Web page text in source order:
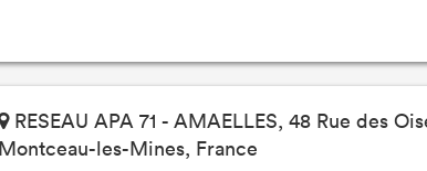
RESEAU APA 71 - AMAELLES, 48 Rue des
Montceau-les-Mines, France